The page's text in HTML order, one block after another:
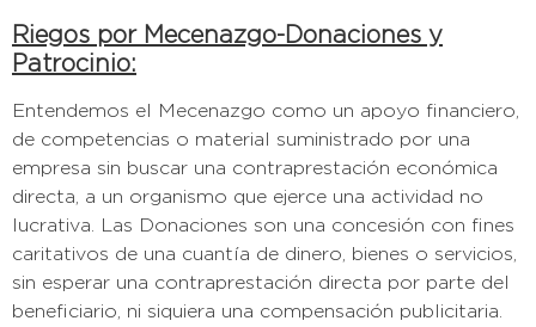
Riegos por Mecenazgo-Donaciones y
Patrocinio:
Entendemos el Mecenazgo como un apoyo financiero,
de competencias o material suministrado por una
empresa sin buscar una contraprestación económica
directa, a un organismo que ejerce una actividad no
lucrativa. Las Donaciones son una concesión con fines
caritativos de una cuantía de dinero, bienes o servicios,
sin esperar una contraprestación directa por parte del
beneficiario, ni siquiera una compensación publicitaria.